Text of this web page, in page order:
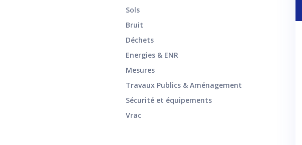
Sols
Bruit
Déchets
Energies & ENR
Mesures
Travaux Publics & Aménagement
Sécurité et équipements
Vrac